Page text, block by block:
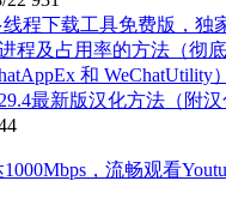
和 WeChatUtility）